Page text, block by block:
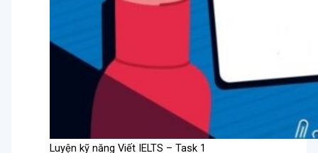
Luyện kỹ năng Viết IELTS – Task 1